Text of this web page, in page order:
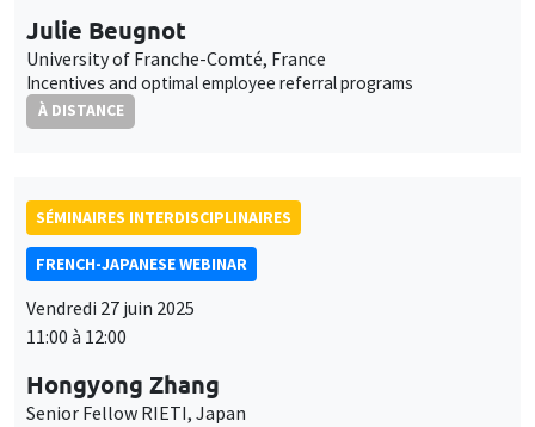
Julie Beugnot
University of Franche-Comté, France
Incentives and optimal employee referral programs
À DISTANCE
SÉMINAIRES INTERDISCIPLINAIRES
FRENCH-JAPANESE WEBINAR
Vendredi 27 juin 2025
11:00 à 12:00
Hongyong Zhang
Senior Fellow RIETI, Japan